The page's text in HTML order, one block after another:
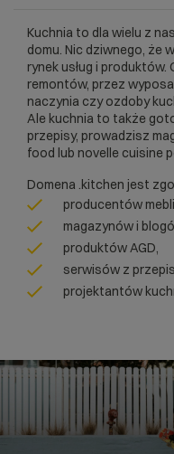
Kuchnia to dla wielu z
domu. Nic dziwnego, że
rynek usług i
remontów, przez
naczynia czy ozdoby
Ale kuchnia to także
przepisy, prowadzisz
food lub novelle cuisine
Domena .kitchen jest
producentów
magazynów i
produktów AGD,
serwisów z
projektantów